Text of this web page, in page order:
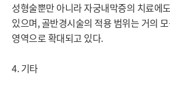
성형술뿐만 아니라 자궁내막증의 치료에
있으며, 골반경시술의 적용 범위는 거의
영역으로 확대되고 있다.
4. 기타